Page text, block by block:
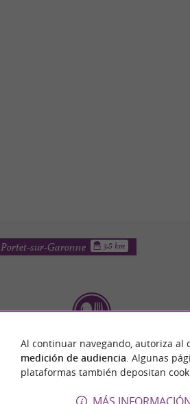
Le Restaurant Le Manoir du Prince
Portet-sur-Garonne 3.8 km
Al continuar navegando, autoriza al
medición de audiencia . Algunas
plataformas también depositan
MÁS